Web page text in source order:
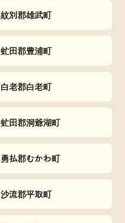
紋別郡雄武町
虻田郡豊浦町
白老郡白老町
虻田郡洞爺湖町
勇払郡むかわ町
沙流郡平取町